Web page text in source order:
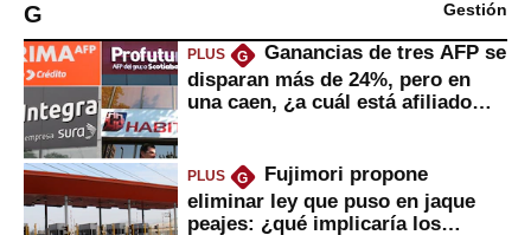
G
Gestión
PLUS G
Ganancias de tres AFP se
disparan más de 24%, pero en
una caen, ¿a cuál está afiliado
PLUS G
Fujimori propone
eliminar ley que puso en jaque
peajes: ¿qué implicaría los